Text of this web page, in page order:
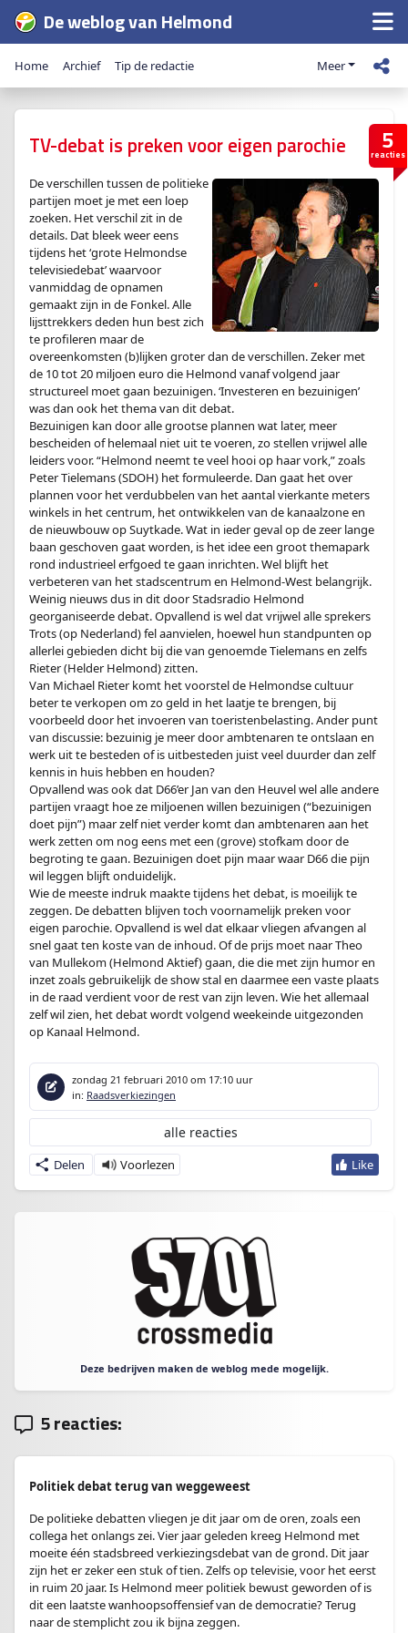
De weblog van Helmond
Home Archief Tip de redactie Meer
5
reacties
TV-debat is preken voor eigen parochie
De verschillen tussen de politieke
partijen moet je met een loep
zoeken. Het verschil zit in de
details. Dat bleek weer eens
tijdens het ‘grote Helmondse
televisiedebat’ waarvoor
vanmiddag de opnamen
gemaakt zijn in de Fonkel. Alle
lijsttrekkers deden hun best zich
te profileren maar de
overeenkomsten (b)lijken groter dan de verschillen. Zeker met
de 10 tot 20 miljoen euro die Helmond vanaf volgend jaar
structureel moet gaan bezuinigen. ‘Investeren en bezuinigen’
was dan ook het thema van dit debat.
Bezuinigen kan door alle grootse plannen wat later, meer
bescheiden of helemaal niet uit te voeren, zo stellen vrijwel alle
leiders voor. “Helmond neemt te veel hooi op haar vork,” zoals
Peter Tielemans (SDOH) het formuleerde. Dan gaat het over
plannen voor het verdubbelen van het aantal vierkante meters
winkels in het centrum, het ontwikkelen van de kanaalzone en
de nieuwbouw op Suytkade. Wat in ieder geval op de zeer lange
baan geschoven gaat worden, is het idee een groot themapark
rond industrieel erfgoed te gaan inrichten. Wel blijft het
verbeteren van het stadscentrum en Helmond-West belangrijk.
Weinig nieuws dus in dit door Stadsradio Helmond
georganiseerde debat. Opvallend is wel dat vrijwel alle sprekers
Trots (op Nederland) fel aanvielen, hoewel hun standpunten op
allerlei gebieden dicht bij die van genoemde Tielemans en zelfs
Rieter (Helder Helmond) zitten.
Van Michael Rieter komt het voorstel de Helmondse cultuur
beter te verkopen om zo geld in het laatje te brengen, bij
voorbeeld door het invoeren van toeristenbelasting. Ander punt
van discussie: bezuinig je meer door ambtenaren te ontslaan en
werk uit te besteden of is uitbesteden juist veel duurder dan zelf
kennis in huis hebben en houden?
Opvallend was ook dat D66’er Jan van den Heuvel wel alle andere
partijen vraagt hoe ze miljoenen willen bezuinigen (“bezuinigen
doet pijn”) maar zelf niet verder komt dan ambtenaren aan het
werk zetten om nog eens met een (grove) stofkam door de
begroting te gaan. Bezuinigen doet pijn maar waar D66 die pijn
wil leggen blijft onduidelijk.
Wie de meeste indruk maakte tijdens het debat, is moeilijk te
zeggen. De debatten blijven toch voornamelijk preken voor
eigen parochie. Opvallend is wel dat elkaar vliegen afvangen al
snel gaat ten koste van de inhoud. Of de prijs moet naar Theo
van Mullekom (Helmond Aktief) gaan, die die met zijn humor en
inzet zoals gebruikelijk de show stal en daarmee een vaste plaats
in de raad verdient voor de rest van zijn leven. Wie het allemaal
zelf wil zien, het debat wordt volgend weekeinde uitgezonden
op Kanaal Helmond.
zondag 21 februari 2010 om 17:10 uur
in: Raadsverkiezingen
Delen
alle reacties
Deze bedrijven maken de weblog mede mogelijk.
5 reacties:
Politiek debat terug van weggeweest
De politieke debatten vliegen je dit jaar om de oren, zoals een
collega het onlangs zei. Vier jaar geleden kreeg Helmond met
moeite één stadsbreed verkiezingsdebat van de grond. Dit jaar
zijn het er zeker een stuk of tien. Zelfs op televisie, voor het eerst
in ruim 20 jaar. Is Helmond meer politiek bewust geworden of is
dit een laatste wanhoopsoffensief van de democratie? Terug
naar de stemplicht zou ik bijna zeggen.